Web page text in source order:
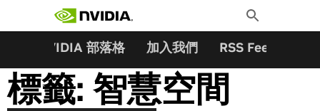
Toggle
Search
NVIDIA 部落格 加入我們 RSS Feeds
標籤: 智慧空間